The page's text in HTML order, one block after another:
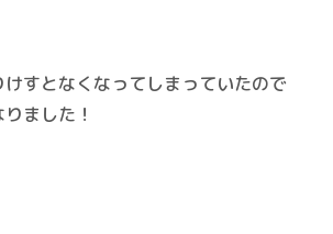
けすとなくなってしまっていたので
ました！